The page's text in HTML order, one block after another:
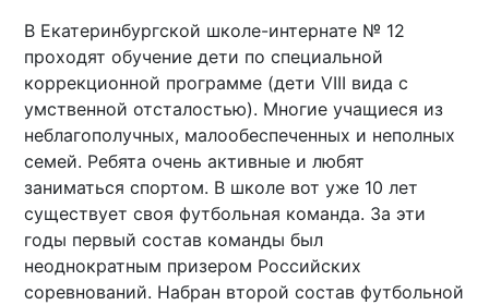
В Екатеринбургской школе-интернате № 12
проходят обучение дети по специальной
коррекционной программе (дети VIII вида с
умственной отсталостью). Многие учащиеся из
неблагополучных, малообеспеченных и неполных
семей. Ребята очень активные и любят
заниматься спортом. В школе вот уже 10 лет
существует своя футбольная команда. За эти
годы первый состав команды был
неоднократным призером Российских
соревнований. Набран второй состав футбольной